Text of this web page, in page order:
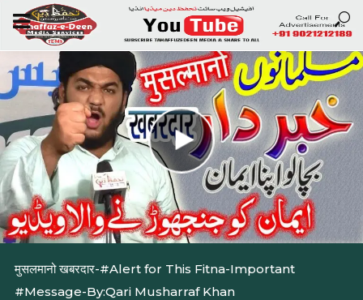
मुसलमानो खबरदार-#Alert for This Fitna-Important
#Message-By:Qari Musharraf Khan